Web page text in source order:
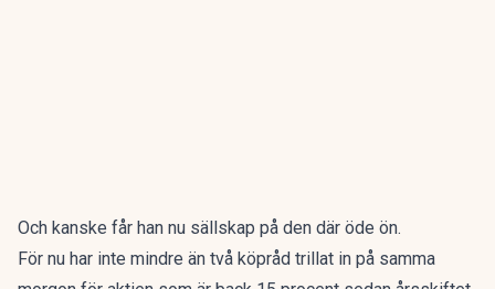
Och kanske får han nu sällskap på den där öde ön.
För nu har inte mindre än två köpråd trillat in på samma